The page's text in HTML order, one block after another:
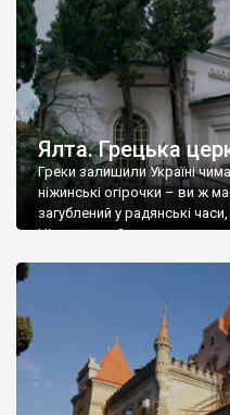
Ялта. Грецька
Греки залишили Україні
ніжинські огірочки – ви ж
загублений у радянські
Ніжин греки?